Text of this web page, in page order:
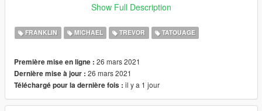
yer_zero (Replace file named "head_diff_000_a_whi")
Remember to make a backup if you want to return to their
normal faces.
Show Full Description
FRANKLIN MICHAEL TREVOR TATOUAGE
Première mise en ligne : 26 mars 2021
Dernière mise à jour : 26 mars 2021
Téléchargé pour la dernière fois : il y a 1 jour